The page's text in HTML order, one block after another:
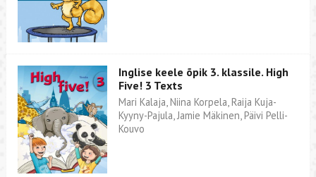
Inglise keele õpik 3. klassile. High
Five! 3 Texts
Mari Kalaja, Niina Korpela, Raija Kuja-
Kyyny-Pajula, Jamie Mäkinen, Päivi Pelli-
Kouvo